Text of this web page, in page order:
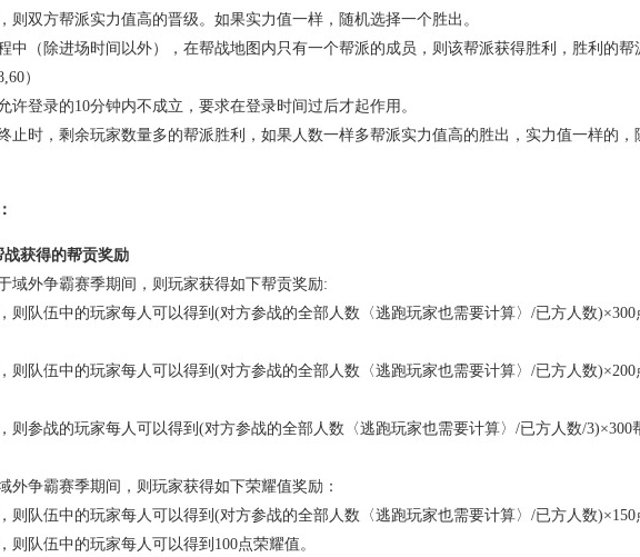
则双方帮派实力值高的晋级。如果实力值一样，随机选择一个胜出。
（除进场时间以外），在帮战地图内只有一个帮派的成员，则该帮派获得胜利，胜利的帮
）
登录的10分钟内不成立，要求在登录时间过后才起作用。
时，剩余玩家数量多的帮派胜利，如果人数一样多帮派实力值高的胜出，实力值一样的，
战获得的帮贡奖励
域外争霸赛季期间，则玩家获得如下帮贡奖励:
队伍中的玩家每人可以得到(对方参战的全部人数〈逃跑玩家也需要计算〉/已方人数)×300
队伍中的玩家每人可以得到(对方参战的全部人数〈逃跑玩家也需要计算〉/已方人数)×200
参战的玩家每人可以得到(对方参战的全部人数〈逃跑玩家也需要计算〉/已方人数/3)×300
外争霸赛季期间，则玩家获得如下荣耀值奖励：
队伍中的玩家每人可以得到(对方参战的全部人数〈逃跑玩家也需要计算〉/已方人数)×150
队伍中的玩家每人可以得到100点荣耀值。